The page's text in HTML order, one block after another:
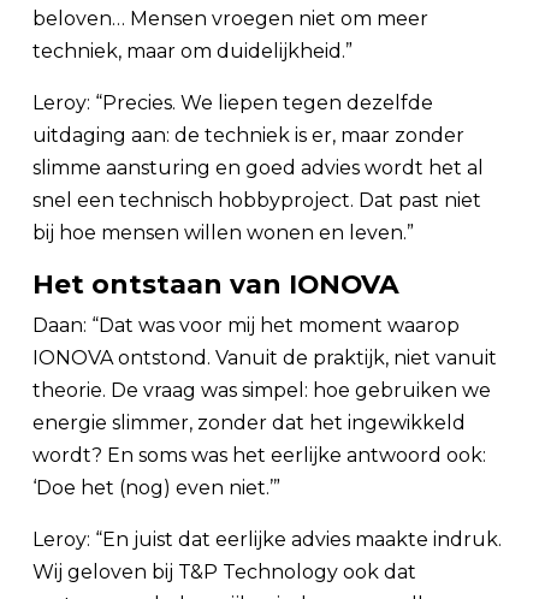
beloven… Mensen vroegen niet om meer
techniek, maar om duidelijkheid.”
Leroy: “Precies. We liepen tegen dezelfde
uitdaging aan: de techniek is er, maar zonder
slimme aansturing en goed advies wordt het al
snel een technisch hobbyproject. Dat past niet
bij hoe mensen willen wonen en leven.”
Het ontstaan van IONOVA
Daan: “Dat was voor mij het moment waarop
IONOVA ontstond. Vanuit de praktijk, niet vanuit
theorie. De vraag was simpel: hoe gebruiken we
energie slimmer, zonder dat het ingewikkeld
wordt? En soms was het eerlijke antwoord ook:
‘Doe het (nog) even niet.’”
Leroy: “En juist dat eerlijke advies maakte indruk.
Wij geloven bij T&P Technology ook dat